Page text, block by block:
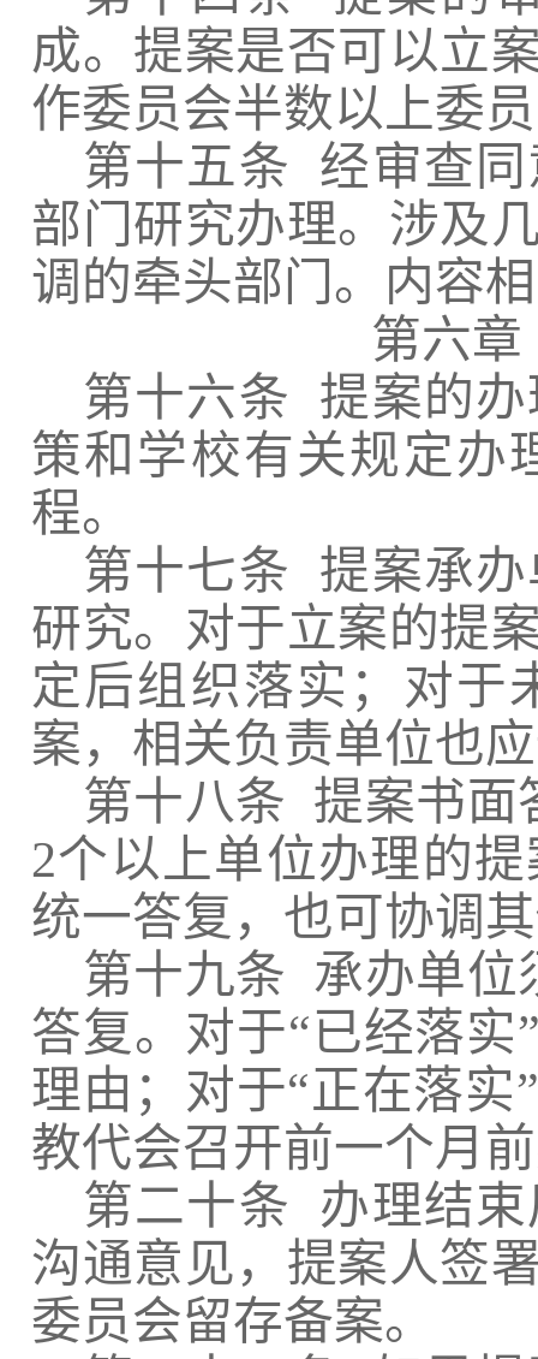
成。提案是否可以立
作委员会半数以上委
第十五条
经审查
部门研究办理。涉及
调的牵头部门。内容
第六章
第十六条
提案的
策和学校有关规定办
程。
第十七条
提案承
研究。对于立案的提
定后组织落实；对于
案，相关负责单位也
第十八条 提案书面
2个以上单位办理的
统一答复，也可协调
第十九条 承办单位
答复。对于“已经落实
理由；对于“正在落
教代会召开前一个月
第二十条
办理结
沟通意见，提案人签
委员会留存备案。